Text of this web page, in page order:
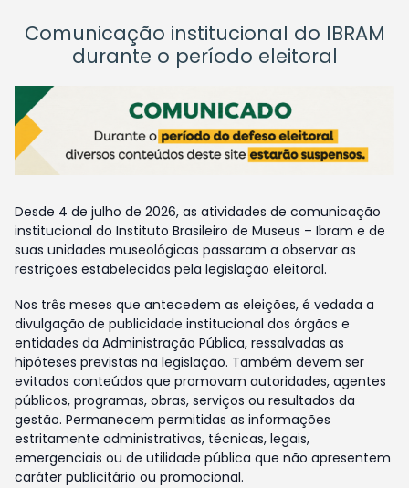
Comunicação institucional do IBRAM
durante o período eleitoral
Desde 4 de julho de 2026, as atividades de comunicação
institucional do Instituto Brasileiro de Museus – Ibram e de
suas unidades museológicas passaram a observar as
restrições estabelecidas pela legislação eleitoral.
Nos três meses que antecedem as eleições, é vedada a
divulgação de publicidade institucional dos órgãos e
entidades da Administração Pública, ressalvadas as
hipóteses previstas na legislação. Também devem ser
evitados conteúdos que promovam autoridades, agentes
públicos, programas, obras, serviços ou resultados da
gestão. Permanecem permitidas as informações
estritamente administrativas, técnicas, legais,
emergenciais ou de utilidade pública que não apresentem
caráter publicitário ou promocional.